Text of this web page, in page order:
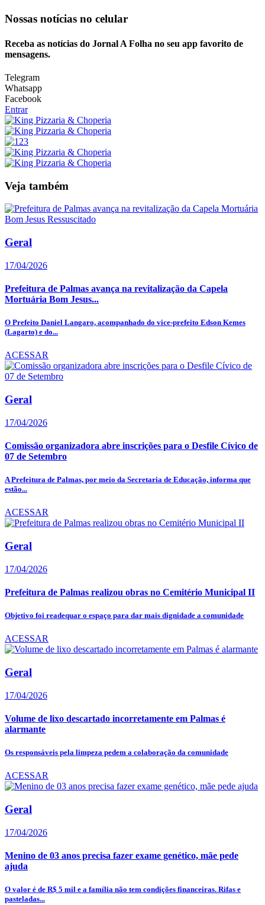
Nossas notícias no celular
Receba as notícias do Jornal A Folha no seu app favorito de
mensagens.
Telegram
Whatsapp
Facebook
Entrar
Veja também
Geral
17/04/2026
Prefeitura de Palmas avança na revitalização da Capela
Mortuária Bom Jesus...
O Prefeito Daniel Langaro, acompanhado do vice-prefeito Edson Kemes
(Lagarto) e do...
ACESSAR
Geral
17/04/2026
Comissão organizadora abre inscrições para o Desfile Cívico de
07 de Setembro
A Prefeitura de Palmas, por meio da Secretaria de Educação, informa que
estão...
ACESSAR
Geral
17/04/2026
Prefeitura de Palmas realizou obras no Cemitério Municipal II
Objetivo foi readequar o espaço para dar mais dignidade a comunidade
ACESSAR
Geral
17/04/2026
Volume de lixo descartado incorretamente em Palmas é
alarmante
Os responsáveis pela limpeza pedem a colaboração da comunidade
ACESSAR
Geral
17/04/2026
Menino de 03 anos precisa fazer exame genético, mãe pede
ajuda
O valor é de R$ 5 mil e a família não tem condições financeiras. Rifas e
pasteladas...